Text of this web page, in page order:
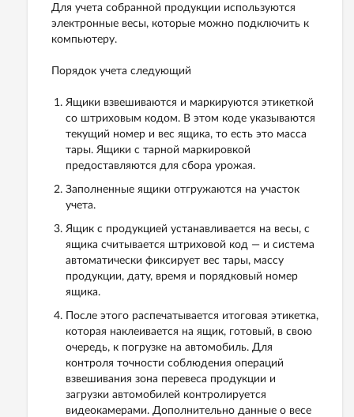
Для учета собранной продукции используются
электронные весы, которые можно подключить к
компьютеру.
Порядок учета следующий
Ящики взвешиваются и маркируются этикеткой
со штриховым кодом. В этом коде указываются
текущий номер и вес ящика, то есть это масса
тары. Ящики с тарной маркировкой
предоставляются для сбора урожая.
Заполненные ящики отгружаются на участок
учета.
Ящик с продукцией устанавливается на весы, с
ящика считывается штриховой код — и система
автоматически фиксирует вес тары, массу
продукции, дату, время и порядковый номер
ящика.
После этого распечатывается итоговая этикетка,
которая наклеивается на ящик, готовый, в свою
очередь, к погрузке на автомобиль. Для
контроля точности соблюдения операций
взвешивания зона перевеса продукции и
загрузки автомобилей контролируется
видеокамерами. Дополнительно данные о весе